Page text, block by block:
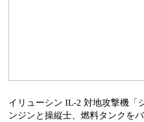
イリューシン IL-2 対地攻撃機「
ンジンと操縦士、燃料タンクを